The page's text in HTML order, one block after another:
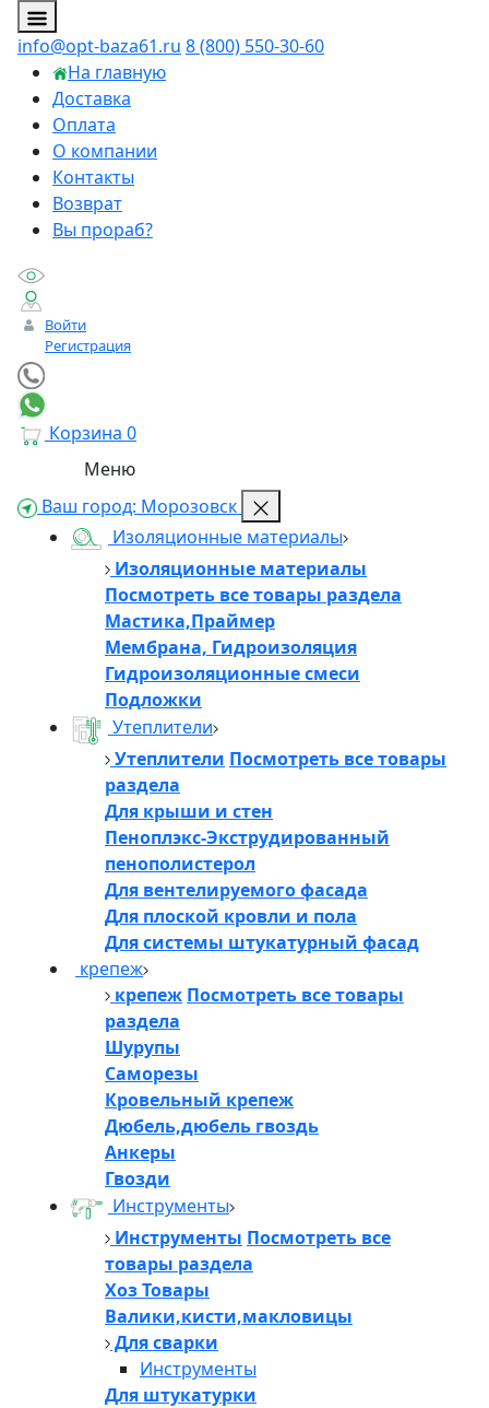
info@opt-baza61.ru 8 (800) 550-30-60
На главную
Доставка
Оплата
О компании
Контакты
Возврат
Вы прораб?
Войти
Регистрация
Корзина 0
Меню
Ваш город: Морозовск
Изоляционные материалы
Изоляционные материалы
Посмотреть все товары раздела
Мастика,Праймер
Мембрана, Гидроизоляция
Гидроизоляционные смеси
Подложки
Утеплители
Утеплители Посмотреть все товары
раздела
Для крыши и стен
Пеноплэкс-Экструдированный
пенополистерол
Для вентелируемого фасада
Для плоской кровли и пола
Для системы штукатурный фасад
крепеж
крепеж Посмотреть все товары
раздела
Шурупы
Саморезы
Кровельный крепеж
Дюбель,дюбель гвоздь
Анкеры
Гвозди
Инструменты
Инструменты Посмотреть все
товары раздела
Хоз Товары
Валики,кисти,макловицы
Для сварки
Инструменты
Для штукатурки